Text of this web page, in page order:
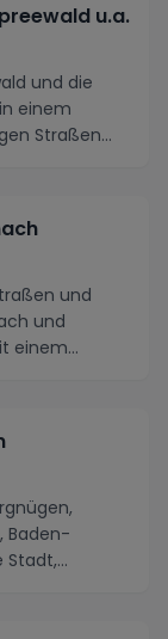
u.a.
und die
einem
Straßen
und
und
einem
Baden-
Stadt,